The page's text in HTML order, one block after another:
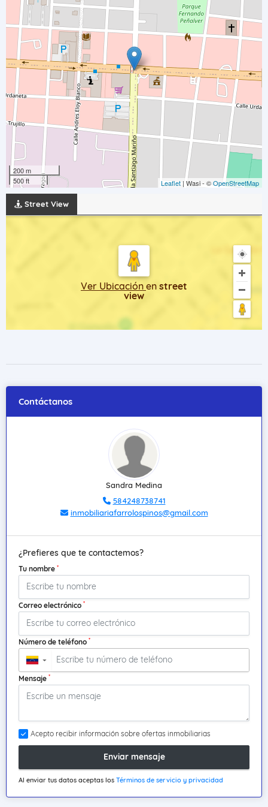
200 m
500 ft
Leaflet | Wasi - ©OpenStreetMap
Street View
Ver Ubicación en street
view
Contáctanos
Sandra Medina
584248738741
inmobiliariafarrolospinos@gmail.com
¿Prefieres que te contactemos?
Tu nombre *
Correo electrónico *
Número de teléfono *
▼
Mensaje *
Acepto recibir información sobre ofertas inmobiliarias
Enviar mensaje
Al enviar tus datos aceptas los Términos de servicio y privacidad